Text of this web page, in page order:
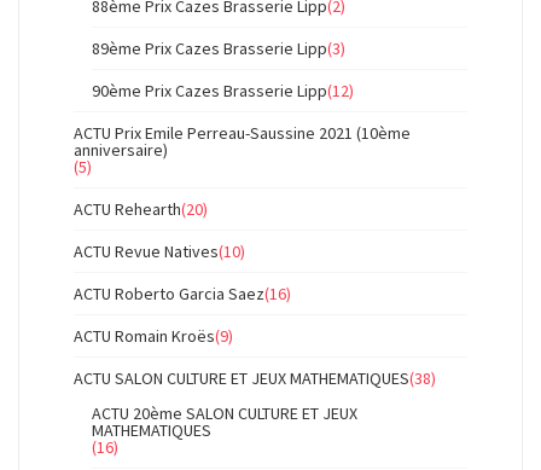
88ème Prix Cazes Brasserie Lipp(2)
89ème Prix Cazes Brasserie Lipp(3)
90ème Prix Cazes Brasserie Lipp(12)
ACTU Prix Emile Perreau-Saussine 2021 (10ème
anniversaire)
(5)
ACTU Rehearth(20)
ACTU Revue Natives(10)
ACTU Roberto Garcia Saez(16)
ACTU Romain Kroës(9)
ACTU SALON CULTURE ET JEUX MATHEMATIQUES(38)
ACTU 20ème SALON CULTURE ET JEUX
MATHEMATIQUES
(16)